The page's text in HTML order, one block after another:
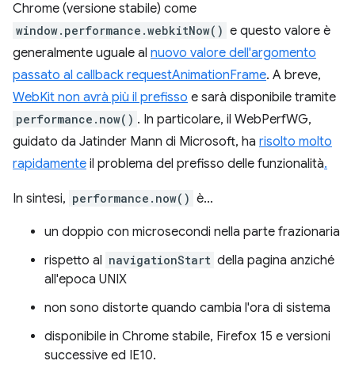
Chrome (versione stabile) come
window.performance.webkitNow() e questo valore è
generalmente uguale al nuovo valore dell'argomento
passato al callback requestAnimationFrame. A breve,
WebKit non avrà più il prefisso e sarà disponibile tramite
performance.now() . In particolare, il WebPerfWG,
guidato da Jatinder Mann di Microsoft, ha risolto molto
rapidamente il problema del prefisso delle funzionalità.
In sintesi, performance.now() è…
un doppio con microsecondi nella parte frazionaria
rispetto al navigationStart della pagina anziché
all'epoca UNIX
non sono distorte quando cambia l'ora di sistema
disponibile in Chrome stabile, Firefox 15 e versioni
successive ed IE10.